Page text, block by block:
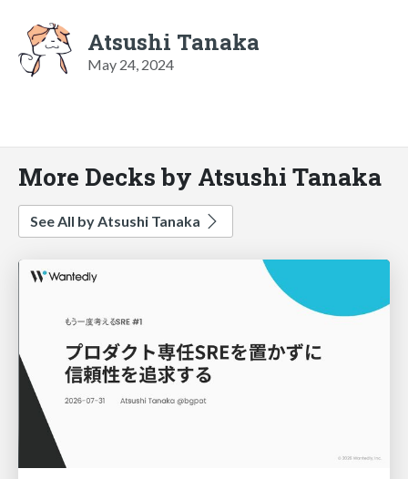
Atsushi Tanaka
May 24, 2024
More Decks by Atsushi Tanaka
See All by Atsushi Tanaka